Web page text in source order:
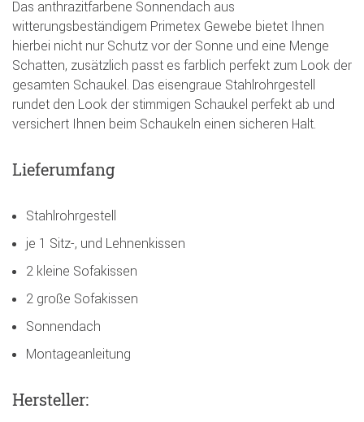
Das anthrazitfarbene Sonnendach aus
witterungsbeständigem Primetex Gewebe bietet Ihnen
hierbei nicht nur Schutz vor der Sonne und eine Menge
Schatten, zusätzlich passt es farblich perfekt zum Look der
gesamten Schaukel. Das eisengraue Stahlrohrgestell
rundet den Look der stimmigen Schaukel perfekt ab und
versichert Ihnen beim Schaukeln einen sicheren Halt.
Lieferumfang
Stahlrohrgestell
je 1 Sitz-, und Lehnenkissen
2 kleine Sofakissen
2 große Sofakissen
Sonnendach
Montageanleitung
Hersteller: